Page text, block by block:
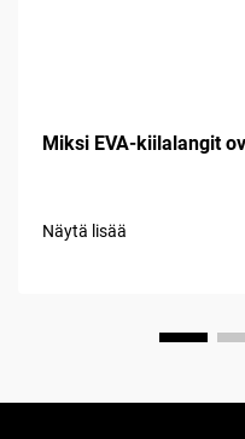
Miksi EVA-kiilalangit
Näytä lisää